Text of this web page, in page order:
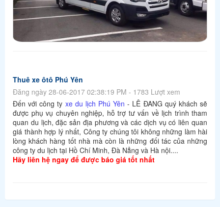
Thuê xe ôtô Phú Yên
Đăng ngày 28-06-2017 02:38:19 PM - 1783 Lượt xem
Đến với công ty xe du lịch Phú Yên - LÊ ĐANG quý khách sẽ
được phụ vụ chuyên nghiệp, hỗ trợ tư vấn về lịch trình tham
quan du lịch, đặc sản địa phương và các dịch vụ có liên quan
giá thành hợp lý nhất, Công ty chúng tôi không những làm hài
lòng khách hàng tốt nhà mà còn là những đối tác của những
công ty du lịch tại Hồ Chí Minh, Đà Nẳng và Hà nội....
Hãy liên hệ ngay để được báo giá tốt nhất